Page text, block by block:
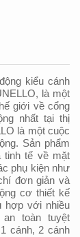
kiểu cánh
là một
giới về cổng
nhất tại thị
là một cuộc
Sản phẩm
tinh tế về mặt
phụ kiện như
đơn giản và
cơ thiết kế
hợp với nhiều
toàn tuyệt
cánh, 2 cánh